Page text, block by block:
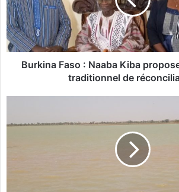
n
a
F
a
a
b
Burkina Faso : Naaba Kiba
traditionnel de
u